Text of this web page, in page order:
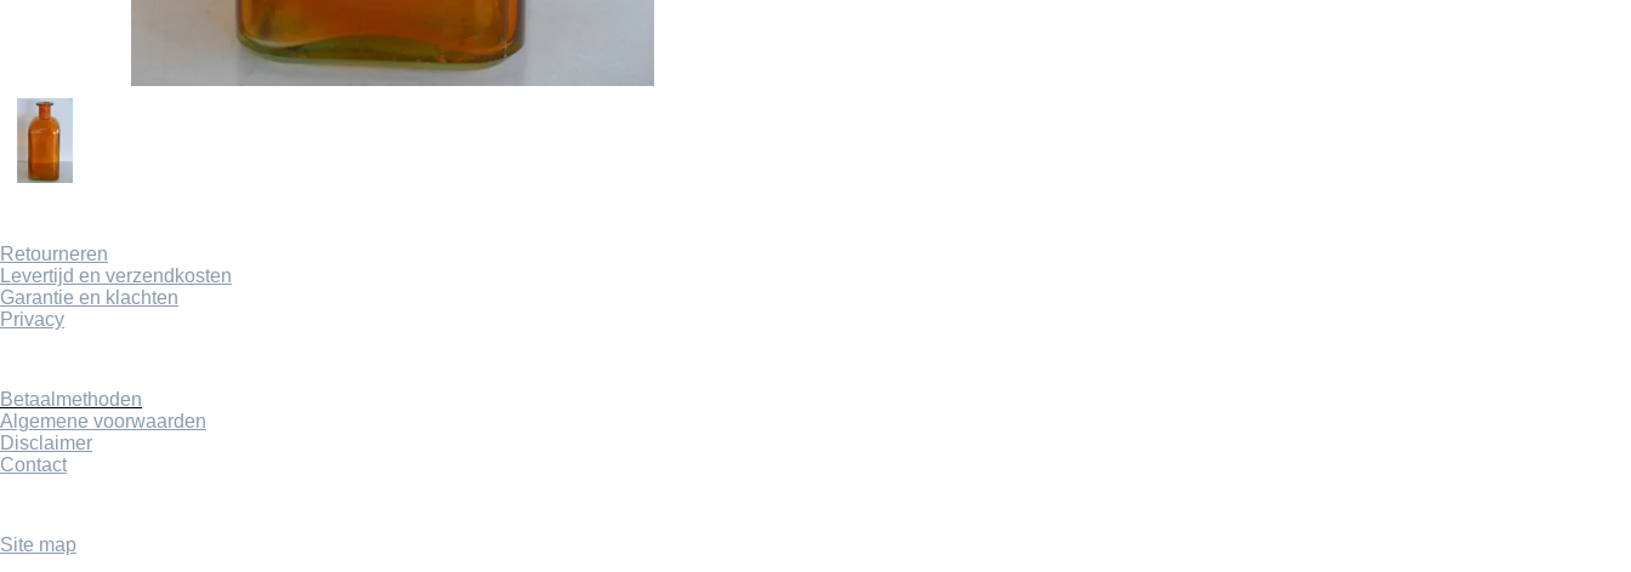
Retourneren
Levertijd en verzendkosten
Garantie en klachten
Privacy
Betaalmethoden
Algemene voorwaarden
Disclaimer
Contact
Site map